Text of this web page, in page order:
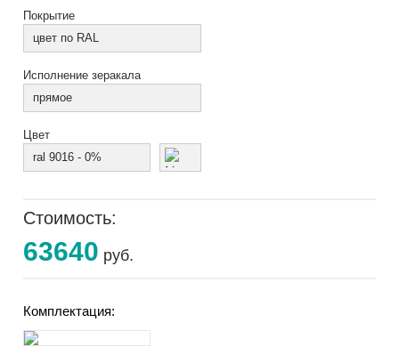
Покрытие
цвет по RAL
Исполнение зеракала
прямое
Цвет
ral 9016 - 0%
Стоимость:
63640 руб.
Комплектация: